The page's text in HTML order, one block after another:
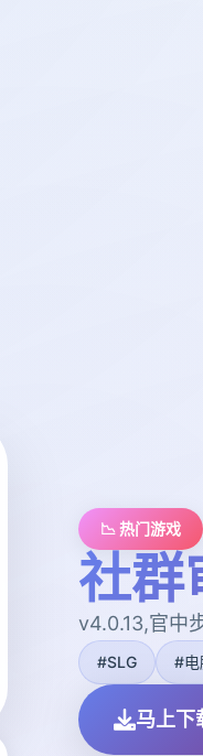
📉 热门游戏
社群
v4.0.13,官中
#SLG #电
马上下